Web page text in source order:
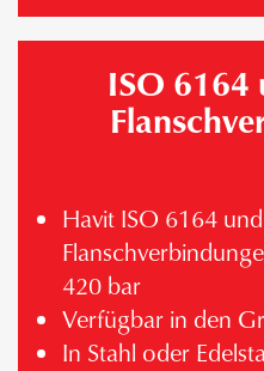
ISO 6164
Havit ISO 6164
420 bar
Verfügbar in den
In Stahl oder